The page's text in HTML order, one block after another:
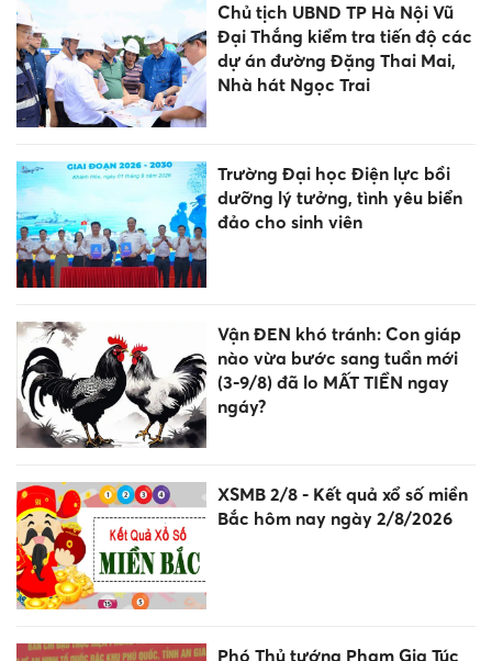
Chủ tịch UBND TP Hà Nội Vũ
Đại Thắng kiểm tra tiến độ các
dự án đường Đặng Thai Mai,
Nhà hát Ngọc Trai
Trường Đại học Điện lực bồi
dưỡng lý tưởng, tình yêu biển
đảo cho sinh viên
Vận ĐEN khó tránh: Con giáp
nào vừa bước sang tuần mới
(3-9/8) đã lo MẤT TIỀN ngay
ngáy?
XSMB 2/8 - Kết quả xổ số miền
Bắc hôm nay ngày 2/8/2026
Phó Thủ tướng Phạm Gia Túc